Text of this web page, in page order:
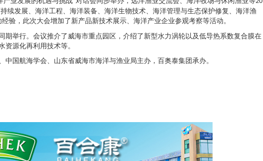
续发展、海洋工程、海洋装备、海洋生物技术、海洋管理与生态保护修复、海洋渔
经验，此次大会增加了新产品新技术展示、海洋产业企业参观考察等活动。
期举行。会议推介了威海市重点园区，介绍了新型水力涡轮以及低导热系数复合膜在
资源化再利用技术等。
航海学会、山东省威海市海洋与渔业局主办，百奥泰集团承办。